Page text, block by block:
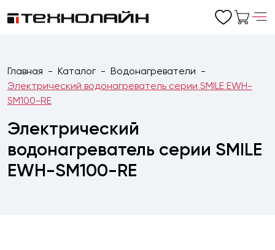
Главная Каталог
Водонагреватели
Электрический водонагреватель серии SMILE EWH-
SM100-RE
Электрический
водонагреватель серии SMILE
EWH-SM100-RE